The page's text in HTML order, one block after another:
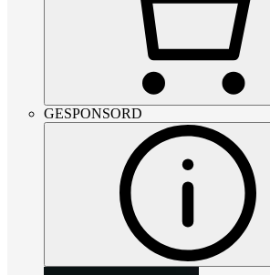
GESPONSORD